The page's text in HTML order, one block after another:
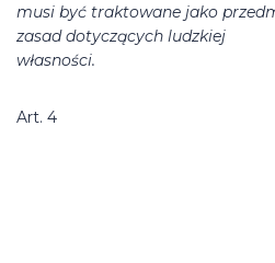
musi być traktowane jako
zasad dotyczących ludzkiej
własności.
Art. 4